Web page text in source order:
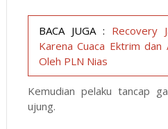
BACA JUGA : Recovery
Karena Cuaca Ektrim dan
Oleh PLN Nias
Kemudian pelaku tancap
ujung.